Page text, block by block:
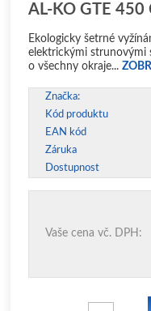
AL-KO GTE 450
Ekologicky šetrné
elektrickými strunovými
o všechny okraje...
Značka:
Kód produktu
EAN kód
Záruka
Dostupnost
Vaše cena vč. DPH: